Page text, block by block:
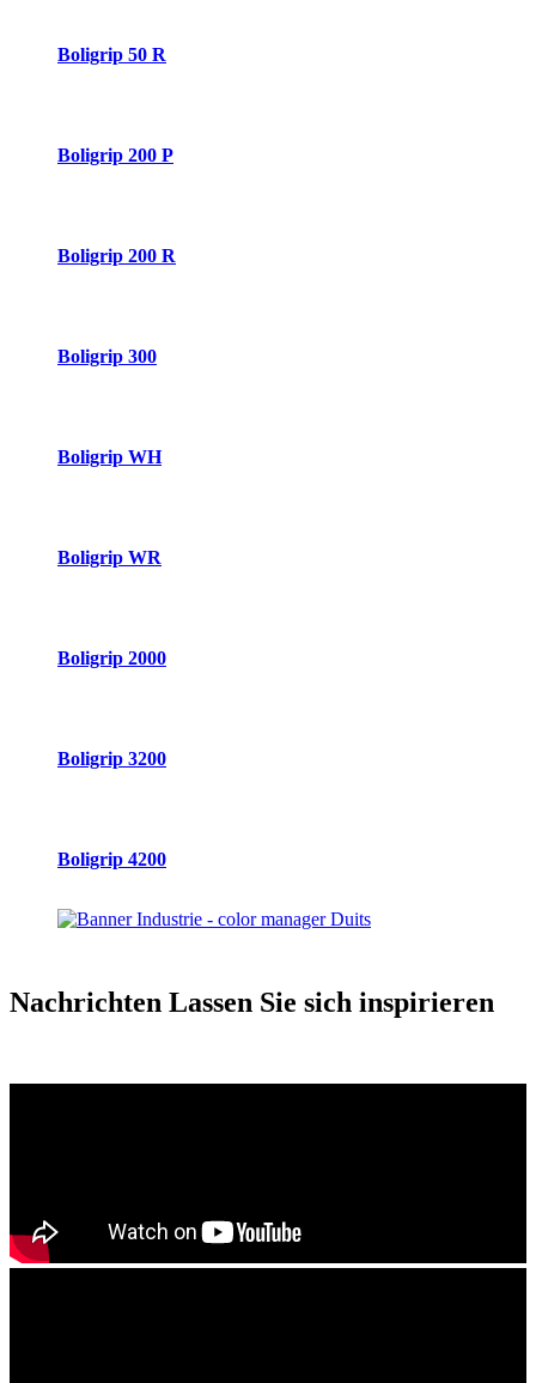
Boligrip 50 R
Boligrip 200 P
Boligrip 200 R
Boligrip 300
Boligrip WH
Boligrip WR
Boligrip 2000
Boligrip 3200
Boligrip 4200
Nachrichten Lassen Sie sich inspirieren